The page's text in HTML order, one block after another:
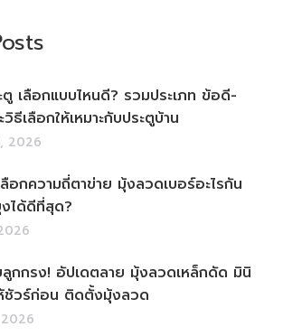
เลือกแบบไหนดี? รวมประเภท ข้อดี-
ธีเลือกให้เหมาะกับประตูบ้าน
2026
ลือกความถี่ตาข่าย มุ้งลวดเบอร์อะไรกัน
ได้ดีที่สุด?
กกรง! อัปเดตลาย มุ้งลวดเหล็กดัด มินิ
ชัวร์ก่อน ติดตั้งมุ้งลวด
2026